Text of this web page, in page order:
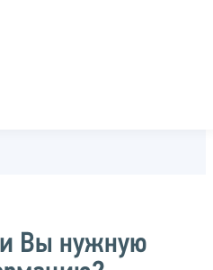
Вы нужную